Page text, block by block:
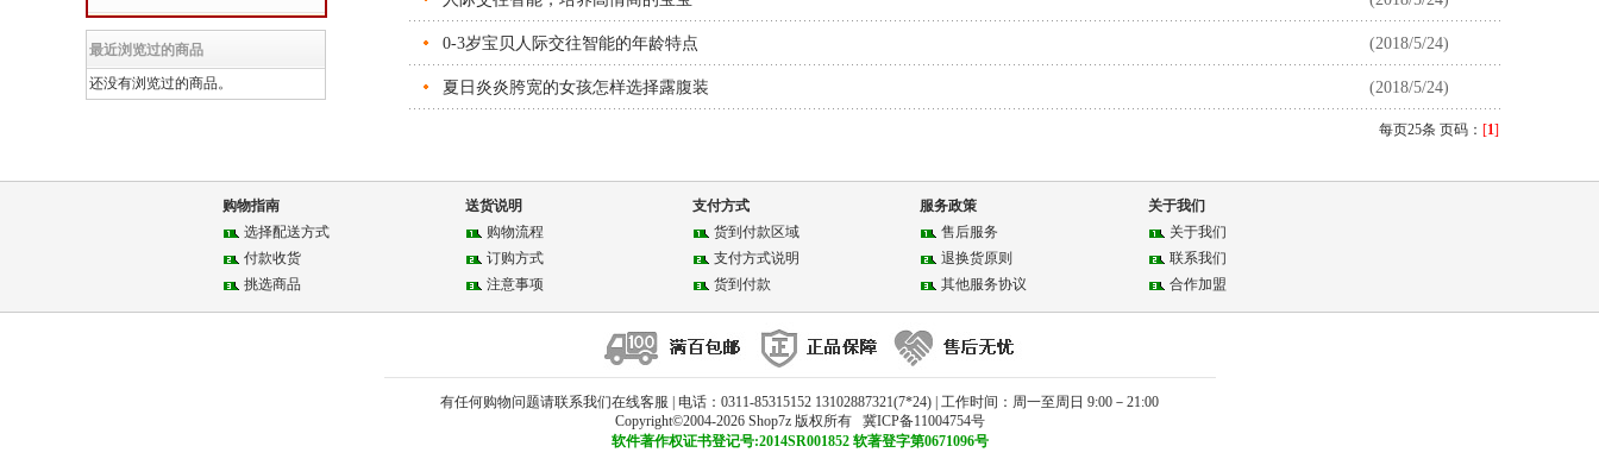
最近浏览过的商品
还没有浏览过的商品。
0-3岁宝贝人际交往智能的年龄特点 (2018/5/24)
夏日炎炎胯宽的女孩怎样选择露腹装 (2018/5/24)
每页25条 页码： [1]
购物指南
选择配送方式
付款收货
挑选商品
送货说明
购物流程
订购方式
注意事项
支付方式
货到付款区域
支付方式说明
货到付款
服务政策
售后服务
退换货原则
其他服务协议
关于我们
关于我们
联系我们
合作加盟
有任何购物问题请联系我们在线客服 | 电话：0311-85315152 13102887321(7*24) | 工作时间：周一至周日 9:00－21:00
Copyright©2004-2026 Shop7z 版权所有 冀ICP备11004754号
软件著作权证书登记号:2014SR001852 软著登字第0671096号